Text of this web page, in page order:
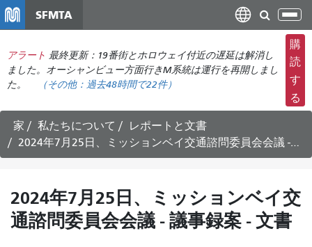
コ
ン
テ
ン
ツ
に
移
SFMTA
ナ
ビ
ゲ
ー
シ
ョ
の
切
替
え
アラート 最終更新：19番街とホロウェイ付近の遅延は解消し
ました。オーシャンビュー方面行きM系統は運行を再開しまし
た。
（その他： 過去48時間で22件）
購
読
す
る
家 私たちについて
レポートと文書
2024年7月25日、ミッションベイ交通諮問委員会会議 - 議事録案 - 文書
2024年7月25日、ミッションベイ交
通諮問委員会会議 - 議事録案 - 文書